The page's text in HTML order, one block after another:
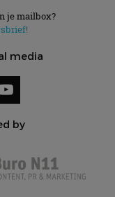
je mailbox?
media
by